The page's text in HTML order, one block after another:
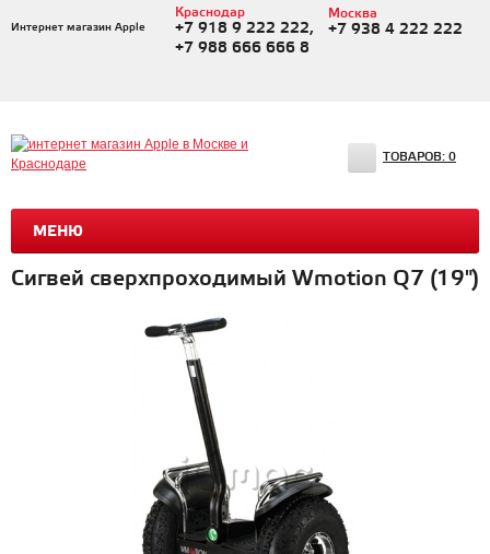
Интернет магазин Apple
Краснодар
+7 918 9 222 222,
+7 988 666 666 8
Москва
+7 938 4 222 222
МЕНЮ
ТОВАРОВ: 0
Сигвей сверхпроходимый Wmotion Q7 (19")